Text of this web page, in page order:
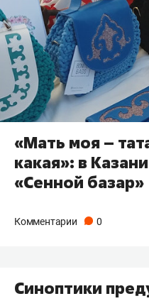
«Мать моя –
какая»: в
«Сенной базар»
Комментарии 0
Синоптики